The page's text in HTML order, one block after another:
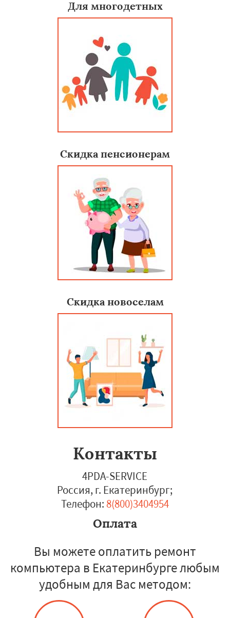
Для многодетных
Скидка пенсионерам
Скидка новоселам
Контакты
4PDA-SERVICE
Россия, г. Екатеринбург;
Телефон: 8(800)3404954
Оплата
Вы можете оплатить ремонт
компьютера в Екатеринбурге любым
удобным для Вас методом: